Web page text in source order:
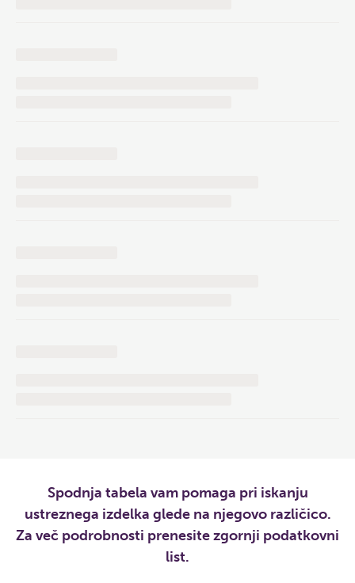
Spodnja tabela vam pomaga pri iskanju
ustreznega izdelka glede na njegovo različico.
Za več podrobnosti prenesite zgornji podatkovni
list.